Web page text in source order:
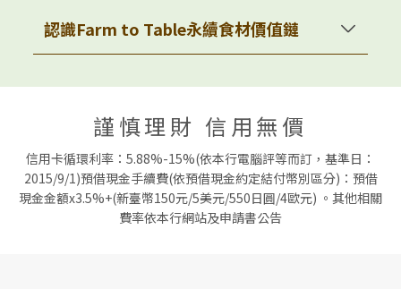
如何支持地方創生
「讓旅行成為改變的力量」
「買一個有溫度的故事」
伴，透過「土地有情，玉山同行」合作店家
了解他們的故事吧!
農村好店結合農村特色與地方文化，打造具在地
與輔導，提升店面經營與設計，展現文化內涵，
農村好物是農業部農村發展及水土保持署自2015
認識Farm to Table永續食材價值鏈
響應聯合國生物多樣性框架及SDGs目標，推動永
食材，透過良好運送方式，讓每人每餐輕鬆實踐
如何支持Farm to Table永續食材價值鏈
「選擇好食材」
在超市選購具有機、產銷履歷等標章食材，
了解食材的生產過程，用消費為你想要的世
謹慎理財 信用無價
信用卡循環利率：5.88%-15%(依本行電腦評等而訂，基準日：
2015/9/1)預借現金手續費(依預借現金約定結付幣別區分)：預借
現金金額x3.5%+(新臺幣150元/5美元/550日圓/4歐元) 。其他相關
費率依本行網站及申請書公告